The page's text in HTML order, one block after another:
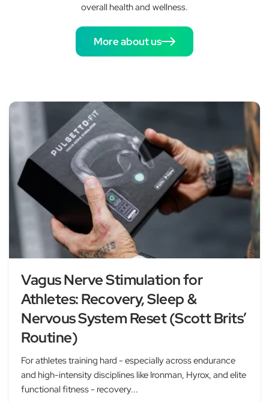
overall health and wellness.
More about us
Vagus Nerve Stimulation for
Athletes: Recovery, Sleep &
Nervous System Reset (Scott Brits’
Routine)
For athletes training hard - especially across endurance
and high-intensity disciplines like Ironman, Hyrox, and elite
functional fitness - recovery...